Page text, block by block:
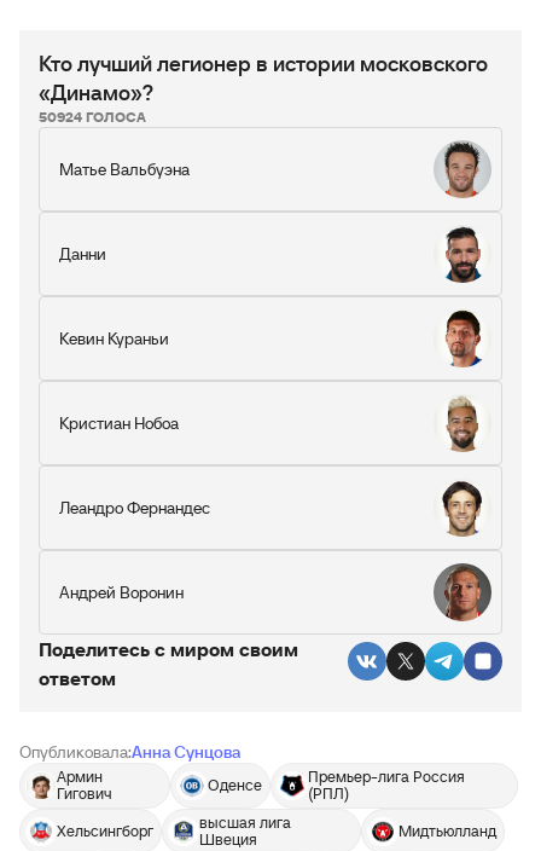
Кто лучший легионер в истории московского
«Динамо»?
50924 ГОЛОСА
Матье Вальбуэна
Данни
Кевин Кураньи
Кристиан Нобоа
Леандро Фернандес
Андрей Воронин
Поделитесь c миром своим
ответом
Опубликовала:Анна Сунцова
Армин
Гигович
Оденсе
Премьер-лига Россия
(РПЛ)
Хельсингборг
высшая лига
Швеция
Мидтьюлланд